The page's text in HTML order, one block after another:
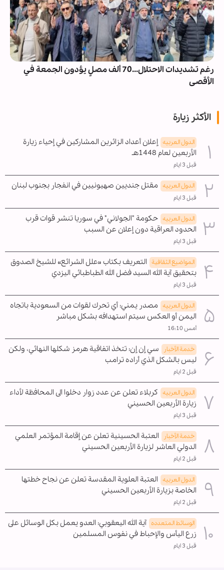
رغم تشديدات الاحتلال...70 ألف مصلٍ يؤدون الجمعة في
الأقصى
الأكثر زيارة
الدول العربیه إعلان أعداد الزائرين المشاركين في إحياء زيارة
الأربعين لعام 1448هـ
قبل 3 ايام
الدول العربیه مقتل جنديين صهيونيين في انفجار بجنوب لبنان
قبل 3 ايام
الدول العربیه حكومة "الجولاني" في سوريا تنشر قوات قرب
الحدود العراقية دون إعلان عن السبب
قبل 3 ايام
المواضیع الثقافية التعريف بكتاب «علل الشرائع» للشيخ الصدوق
بتحقيق آية الله السيد فضل الله الطباطبائي اليزدي
قبل 3 ايام
الدول العربیه مصدر يمني: أي تحرك لقوات من السعودية باتجاه
اليمن أو العكس سيتم استهدافه بشكل مباشر
أمس 16:10
خدمة الأخبار
سي إن إن: تتخذ اتفاقية هرمز شكلها النهائي، ولكن
ليس بالشكل الذي أراده ترامب
قبل 2 ايام
الدول العربیه كربلاء تعلن عن عدد زوار دخلوا الى المحافظة لأداء
زيارة الأربعين الحسيني
قبل 3 ايام
خدمة الأخبار
العتبة الحسينية تعلن عن إقامة المؤتمر العلمي
الدولي العاشر لزيارة الأربعين الحسيني
قبل 2 ايام
الدول العربیه العتبة العلوية المقدسة تعلن عن نجاح خطتها
الخاصة بزيارة الأربعين الحسيني
قبل 2 ايام
الوسائط المتعدده آية الله اليعقوبي: العدو يعمل بكل الوسائل على
زرع اليأس والإحباط في نفوس المسلمين
قبل 3 ايام